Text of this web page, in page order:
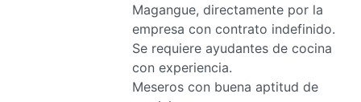
Magangue, directamente por la
empresa con contrato indefinido.
Se requiere ayudantes de cocina
con experiencia.
Meseros con buena aptitud de